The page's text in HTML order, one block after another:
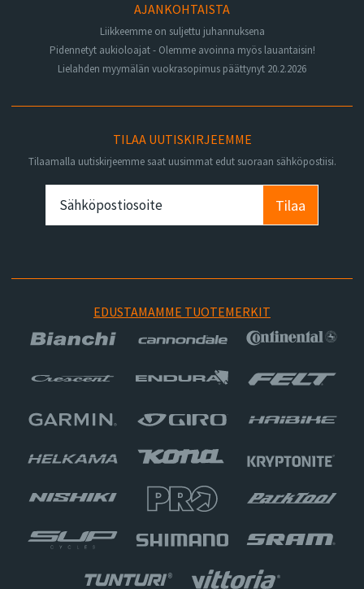
AJANKOHTAISTA
Liikkeemme on suljettu juhannuksena
Pidennetyt aukioloajat - Olemme avoinna myös lauantaisin!
Lielahden myymälän vuokrasopimus päättynyt 20.2.2026
TILAA UUTISKIRJEEMME
Tilaamalla uutiskirjeemme saat uusimmat edut suoraan sähköpostiisi.
Tilaa
EDUSTAMAMME TUOTEMERKIT